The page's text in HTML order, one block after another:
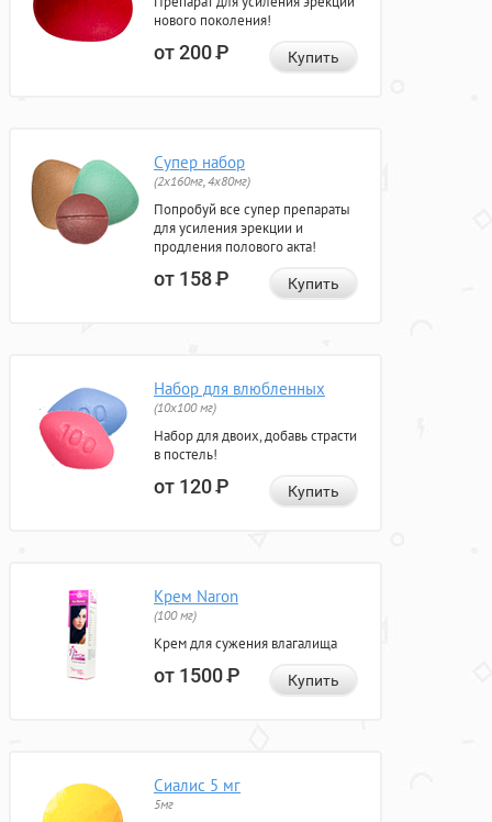
нового поколения!
от 200Р Купить
Супер набор
(2х160мг, 4х80мг)
Попробуй все супер препараты
для усиления эрекции и
продления полового акта!
от 158Р Купить
Набор для влюбленных
(10х100 мг)
Набор для двоих, добавь страсти
в постель!
от 120Р Купить
Крем Naron
(100 мг)
Крем для сужения влагалища
от 1500Р Купить
Сиалис 5 мг
5мг